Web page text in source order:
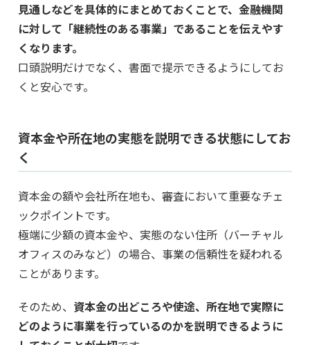
見通しなどを具体的にまとめておくことで、金融機関
に対して「継続性のある事業」であることを伝えやす
くなります。
口頭説明だけでなく、書面で提示できるようにしてお
くと安心です。
資本金や所在地の実態を説明できる状態にしてお
く
資本金の額や会社所在地も、審査において重要なチェ
ックポイントです。
極端に少額の資本金や、実態のない住所（バーチャル
オフィスのみなど）の場合、事業の信頼性を疑われる
ことがあります。
そのため、 資本金の出どころや使途、所在地で実際に
どのように事業を行っているのかを説明できるように